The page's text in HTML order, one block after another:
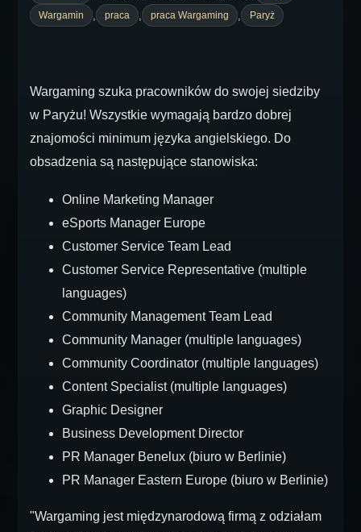
Wargamin
praca praca Wargaming Paryż
Wargaming szuka pracowników do swojej siedziby
w Paryżu! Wszystkie wymagają bardzo dobrej
znajomości minimum języka angielskiego. Do
obsadzenia są następujące stanowiska:
Online Marketing Manager
eSports Manager Europe
Customer Service Team Lead
Customer Service Representative (multiple
languages)
Community Management Team Lead
Community Manager (multiple languages)
Community Coordinator (multiple languages)
Content Specialist (multiple languages)
Graphic Designer
Business Development Director
PR Manager Benelux (biuro w Berlinie)
PR Manager Eastern Europe (biuro w Berlinie)
"Wargaming jest międzynarodową firmą z odziałam